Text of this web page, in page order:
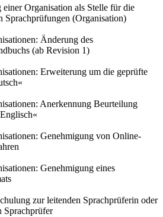
einer Organisation als Stelle für die
Sprachprüfungen (Organisation)
Änderung des
(ab Revision 1)
Erweiterung um die geprüfte
Anerkennung Beurteilung
Genehmigung von Online-
Genehmigung eines
zur leitenden Sprachprüferin oder
Sprachprüfer